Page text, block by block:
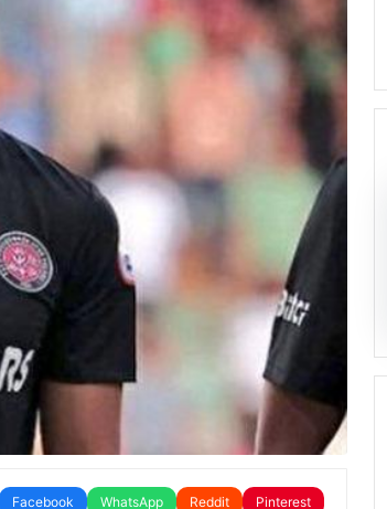
Facebook WhatsApp Reddit Pinterest